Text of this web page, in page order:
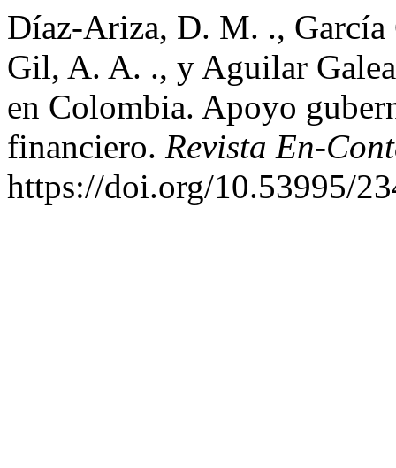
Díaz-Ariza, D. M. ., García
Gil, A. A. ., y Aguilar
en Colombia. Apoyo
financiero. Revista En-
https://doi.org/10.53995/